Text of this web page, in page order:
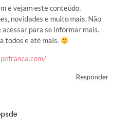
e vejam este conteúdo.
novidades e muito mais. Não
acessar para se informar mais.
todos e até mais.
Responder